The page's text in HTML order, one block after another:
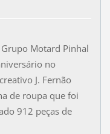
Motard Pinhal
no
J. Fernão
de roupa que foi
912 peças de